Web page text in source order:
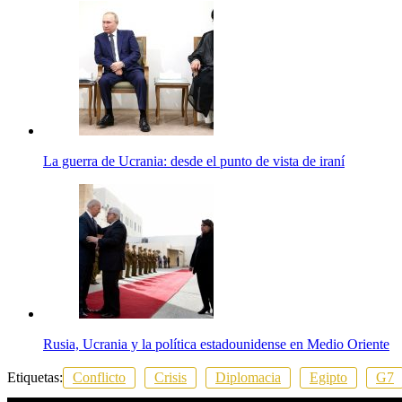
La guerra de Ucrania: desde el punto de vista de iraní
Rusia, Ucrania y la política estadounidense en Medio Oriente
Etiquetas: Conflicto Crisis Diplomacia Egipto G7